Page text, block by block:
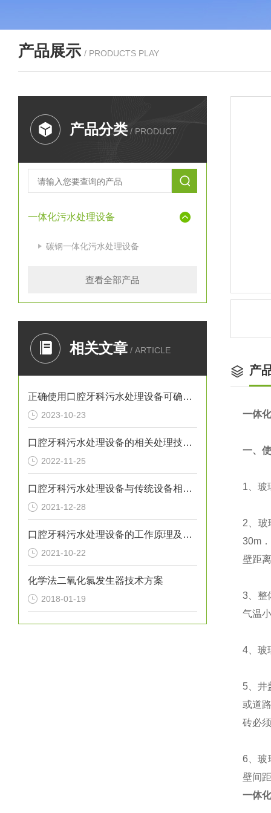
产品展示 / PRODUCTS PLAY
产品分类 / PRODUCT
一体化污水处理设备
碳钢一体化污水处理设备
查看全部产品
相关文章 / ARTICLE
正确使用口腔牙科污水处理设备可确保处理效果
2023-10-23
口腔牙科污水处理设备的相关处理技术介绍
2022-11-25
口腔牙科污水处理设备与传统设备相比的优势介绍
2021-12-28
口腔牙科污水处理设备的工作原理及出故障时需采取的措施介绍
2021-10-22
化学法二氧化氯发生器技术方案
2018-01-19
产
一体
一、
1、 玻
2、 玻
30m
壁距
3、整
气温
4、 玻
5、井
或道
砖必
6、玻
壁间
一体